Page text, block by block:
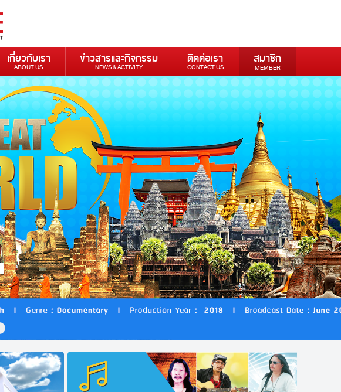
เกี่ยวกับเรา
ABOUT US
ข่าวสารและกิจกรรม
NEWS & ACTIVITY
ติดต่อเรา
CONTACT US
สมาชิก
MEMBER